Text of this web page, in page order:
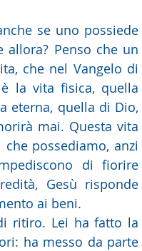
se uno possiede
Penso che un
che nel Vangelo di
la vita fisica, quella
eterna, quella di Dio,
mai. Questa vita
possediamo, anzi
di fiorire
Gesù risponde
ai beni.
ritiro. Lei ha fatto la
ha messo da parte